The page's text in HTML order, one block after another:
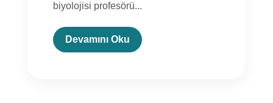
biyolojisi profesörü...
Devamını Oku